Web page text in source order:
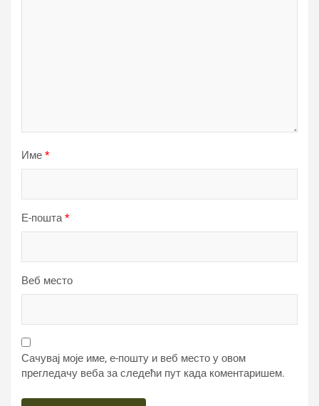
Име *
Е-пошта*
Веб место
Сачувај моје име, е-пошту и веб место у овом
прегледачу веба за следећи пут када коментаришем.